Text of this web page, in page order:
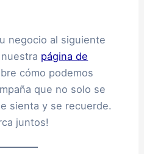
negocio al siguiente
página de
cómo podemos
que no solo se
sienta y se recuerde.
juntos!